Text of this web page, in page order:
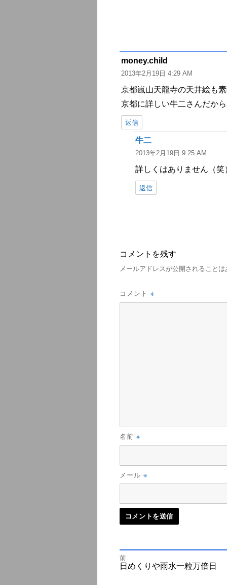
money.child
り:
2013年2月19日 4:29 AM
京都嵐山天龍寺の天井絵も素
京都に詳しい牛二さんだから
返信
牛二よ
り:
2013年2月19日 9:25 AM
詳しくはありません（笑
返信
コメントを残す
メールアドレスが公開されることは
コメント ※
名前 ※
メール ※
投
前
前
の
日めくりや雨水一粒万倍日